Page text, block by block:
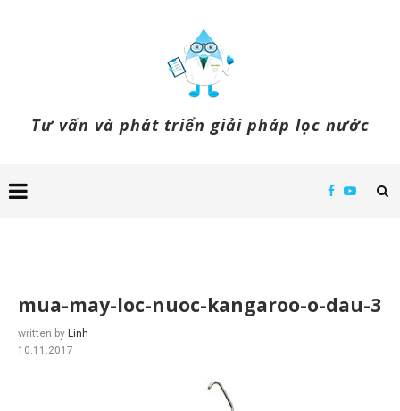
Tư vấn và phát triển giải pháp lọc nước
mua-may-loc-nuoc-kangaroo-o-dau-3
written by Linh
10.11.2017